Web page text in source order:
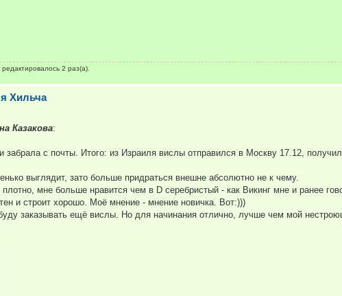
2 раз(а).
Хильча
Казакова:
с почты. Итого: из Израиля вислы отправился в Москву 17.12,
выглядит, зато больше придраться внешне абсолютно не к чему.
мне больше нравится чем в D серебристый - как Викинг мне и ранее
и строит хорошо. Моё мнение - мнение новичка. Вот:)))
заказывать ещё вислы. Но для начинания отлично, лучше чем мой